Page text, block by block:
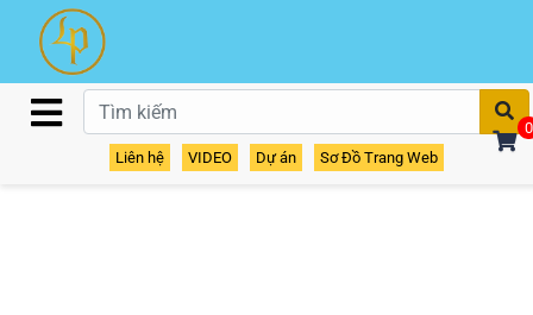
Liên hệ VIDEO Dự án Sơ Đồ Trang Web
0